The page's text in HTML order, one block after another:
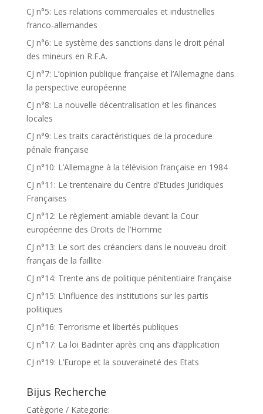
CJ n°5: Les relations commerciales et industrielles
franco-allemandes
CJ n°6: Le système des sanctions dans le droit pénal
des mineurs en R.F.A.
CJ n°7: L’opinion publique française et l’Allemagne dans
la perspective européenne
CJ n°8: La nouvelle décentralisation et les finances
locales
CJ n°9: Les traits caractéristiques de la procedure
pénale française
CJ n°10: L’Allemagne à la télévision française en 1984
CJ n°11: Le trentenaire du Centre d’Etudes Juridiques
Françaises
CJ n°12: Le règlement amiable devant la Cour
européenne des Droits de l’Homme
CJ n°13: Le sort des créanciers dans le nouveau droit
français de la faillite
CJ n°14: Trente ans de politique pénitentiaire française
CJ n°15: L’influence des institutions sur les partis
politiques
CJ n°16: Terrorisme et libertés publiques
CJ n°17: La loi Badinter après cinq ans d’application
CJ n°19: L’Europe et la souveraineté des Etats
Bijus Recherche
Catègorie / Kategorie: